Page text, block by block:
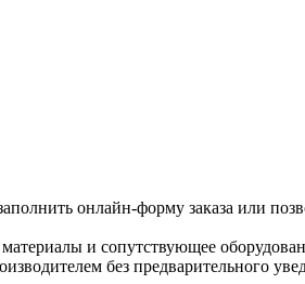
онлайн-форму заказа или
и сопутствующее
без предварительного